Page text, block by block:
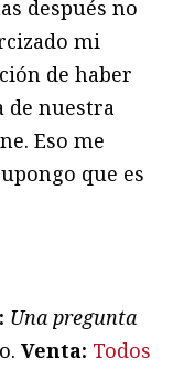
después no
mi
de haber
de nuestra
Eso me
que es
Una pregunta
Venta: Todos